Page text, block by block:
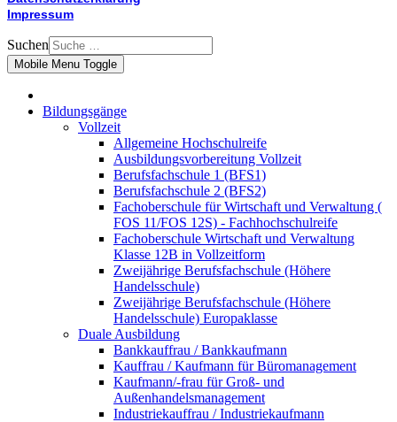
Impressum
Suchen
Mobile Menu Toggle
Bildungsgänge
Vollzeit
Allgemeine Hochschulreife
Ausbildungsvorbereitung Vollzeit
Berufsfachschule 1 (BFS1)
Berufsfachschule 2 (BFS2)
Fachoberschule für Wirtschaft und Verwaltung (
FOS 11/FOS 12S) - Fachhochschulreife
Fachoberschule Wirtschaft und Verwaltung
Klasse 12B in Vollzeitform
Zweijährige Berufsfachschule (Höhere
Handelsschule)
Zweijährige Berufsfachschule (Höhere
Handelsschule) Europaklasse
Duale Ausbildung
Bankkauffrau / Bankkaufmann
Kauffrau / Kaufmann für Büromanagement
Kaufmann/-frau für Groß- und
Außenhandelsmanagement
Industriekauffrau / Industriekaufmann